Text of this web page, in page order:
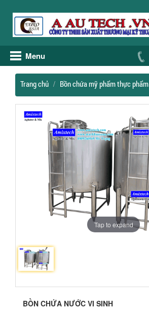
Menu
Trang chủ Bồn chứa mỹ phẩm thực phẩm
Tap to expand
BỒN CHỨA NƯỚC VI SINH